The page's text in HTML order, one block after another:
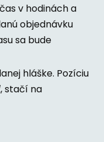
v hodinách a
objednávku
sa bude
hláške. Pozíciu
stačí na